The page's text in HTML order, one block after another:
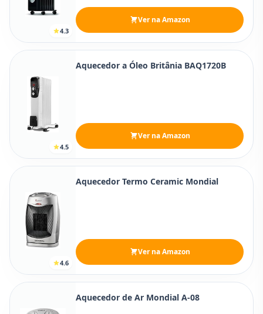
4.3
Ver na Amazon
4.5
Aquecedor a Óleo Britânia BAQ1720B
Ver na Amazon
4.6
Aquecedor Termo Ceramic Mondial
Ver na Amazon
Aquecedor de Ar Mondial A-08